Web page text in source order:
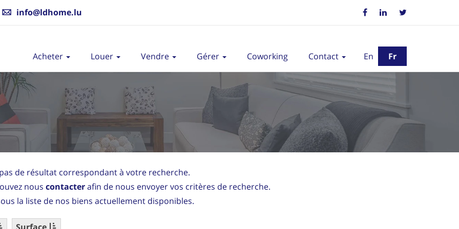
info@ldhome.lu
En Fr
Acheter Louer Vendre Gérer Coworking Contact
de résultat correspondant à votre recherche.
nous contacterafin de nous envoyer vos critères de recherche.
la liste de nos biens actuellement disponibles.